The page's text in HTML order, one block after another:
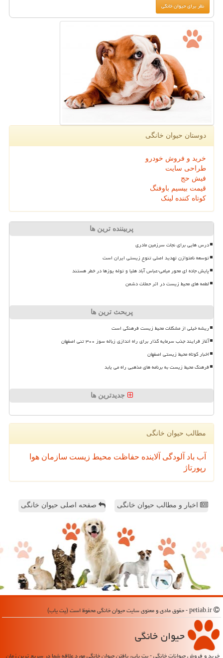
دوستان حیوان خانگی
خرید و فروش خودرو
طراحی سایت
فیش حج
قیمت بیسیم باوفنگ
کوتاه کننده لینک
پربیننده ترین ها
درس هایی برای نجات سرزمین مادری
توسعه نامتوازن تهدید اصلی تنوع زیستی ایران است
پایش جاده ای محور میامی-عباس آباد هلیا و توله یوزها در خطر هستند
لطمه های محیط زیست در اثر حملات دشمن
پربحث ترین ها
ریشه خیلی از مشکلات محیط زیست فرهنگی است
آغاز فرایند جذب سرمایه گذار برای راه اندازی زباله سوز ۳۰۰ تنی اصفهان
اخبار کوتاه محیط زیستی اصفهان
فرهنگ محیط زیست به برنامه های مذهبی راه می یابد
جدیدترین ها
مطالب حیوان خانگی
آب باد آلودگی آلاینده حفاظت محیط زیست سازمان هوا
رپورتاژ
اخبار و مطالب حیوان خانگی صفحه اصلی حیوان خانگی
حیوان خانگی